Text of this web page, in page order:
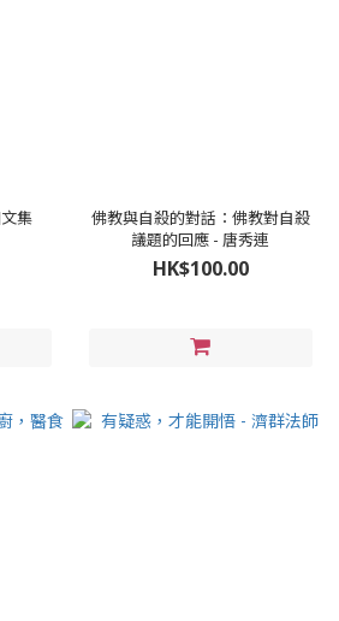
集
佛教與自殺的對話：佛教對自殺
議題的回應 - 唐秀連
HK$100.00